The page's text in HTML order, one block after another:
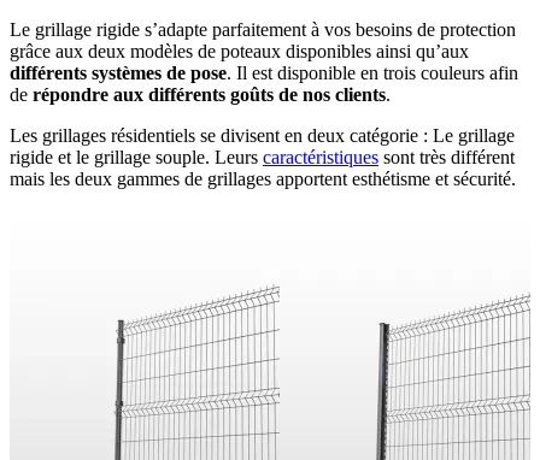
Le grillage rigide s’adapte parfaitement à vos besoins de protection
grâce aux deux modèles de poteaux disponibles ainsi qu’aux
différents systèmes de pose. Il est disponible en trois couleurs afin
de répondre aux différents goûts de nos clients.
Les grillages résidentiels se divisent en deux catégorie : Le grillage
rigide et le grillage souple. Leurs caractéristiques sont très différent
mais les deux gammes de grillages apportent esthétisme et sécurité.